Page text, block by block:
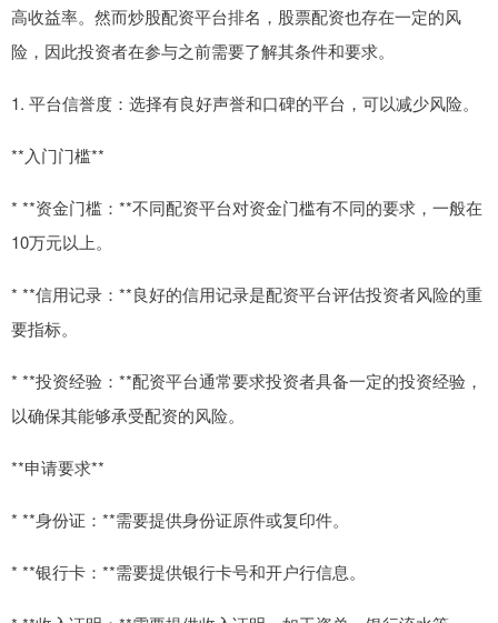
高收益率。然而炒股配资平台排名，股票配资也存在一定的风
险，因此投资者在参与之前需要了解其条件和要求。
1. 平台信誉度：选择有良好声誉和口碑的平台，可以减少风险。
**入门门槛**
* **资金门槛：**不同配资平台对资金门槛有不同的要求，一般在
10万元以上。
* **信用记录：**良好的信用记录是配资平台评估投资者风险的重
要指标。
* **投资经验：**配资平台通常要求投资者具备一定的投资经验，
以确保其能够承受配资的风险。
**申请要求**
* **身份证：**需要提供身份证原件或复印件。
* **银行卡：**需要提供银行卡号和开户行信息。